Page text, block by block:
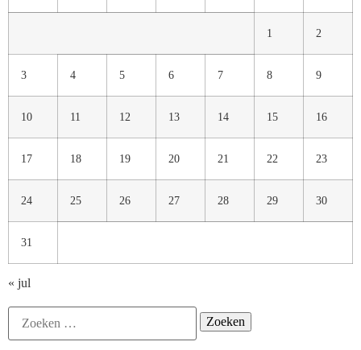
1 2
3 4 5 6 7 8 9
10 11 12 13 14 15 16
17 18 19 20 21 22 23
24 25 26 27 28 29 30
31
« jul